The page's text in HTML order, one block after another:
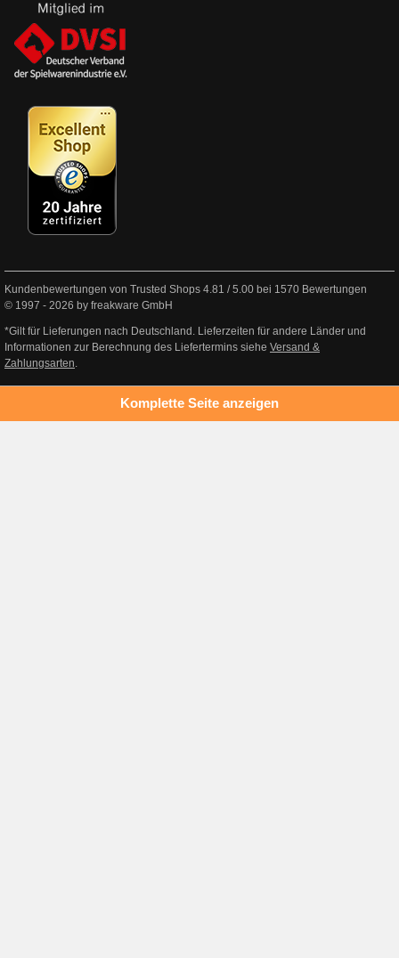
Kundenbewertungen von Trusted Shops 4.81 /5.00 bei 1570 Bewertungen
© 1997 - 2026 by freakware GmbH
*Gilt für Lieferungen nach Deutschland. Lieferzeiten für andere Länder und
Informationen zur Berechnung des Liefertermins siehe Versand &
Zahlungsarten.
Komplette Seite anzeigen